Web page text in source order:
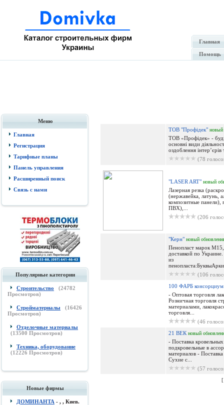
Главная
Помощь
Меню
Главная
Регистрация
Тарифные планы
Панель управления
Расширенный поиск
Связь с нами
Популярные категории
Строительство (24782
Просмотров)
Стройматериалы (16426
Просмотров)
Отделочные материалы
(13500 Просмотров)
Техника, оборудование
(12226 Просмотров)
Новые фирмы
ДОМИНАНТА - , , Киев.
ТОВ "Профідек" новый
ТОВ «Профідек» -
основні види
оздоблення
(78
"LASER ART" новый
Лазерная резка
(нержавейка, латунь,
композитные панели),
ПВХ),...
(206
"Керн" новый
Пенопласт марок
доставкой по
из
(106
100 ФАРБ
- Оптовая торговля
Розничная торговля
материалами,
торговля...
(46
21 ВЕК новый
- Поставка
подкровельные в
материалов -
Сухие с...
(57